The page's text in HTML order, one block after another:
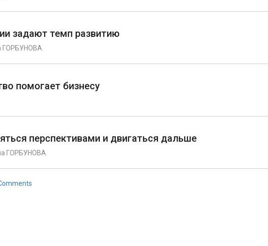
задают темп развитию
ГОРБУНОВА
помогает бизнесу
перспективами и двигаться дальше
ГОРБУНОВА